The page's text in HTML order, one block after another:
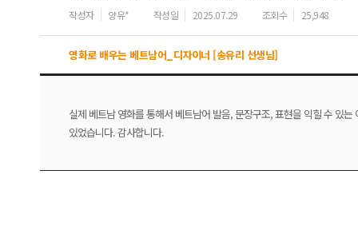
작성자 양유* 작성일 2025.07.29 조회수 25,948
영화로 배우는 베트남어_디자이너 [송유리 선생님]
실제 베트남 영화를 통해서 베트남어 발음, 문장구조, 표현을 익힐 수 있
있었습니다. 감사합니다.